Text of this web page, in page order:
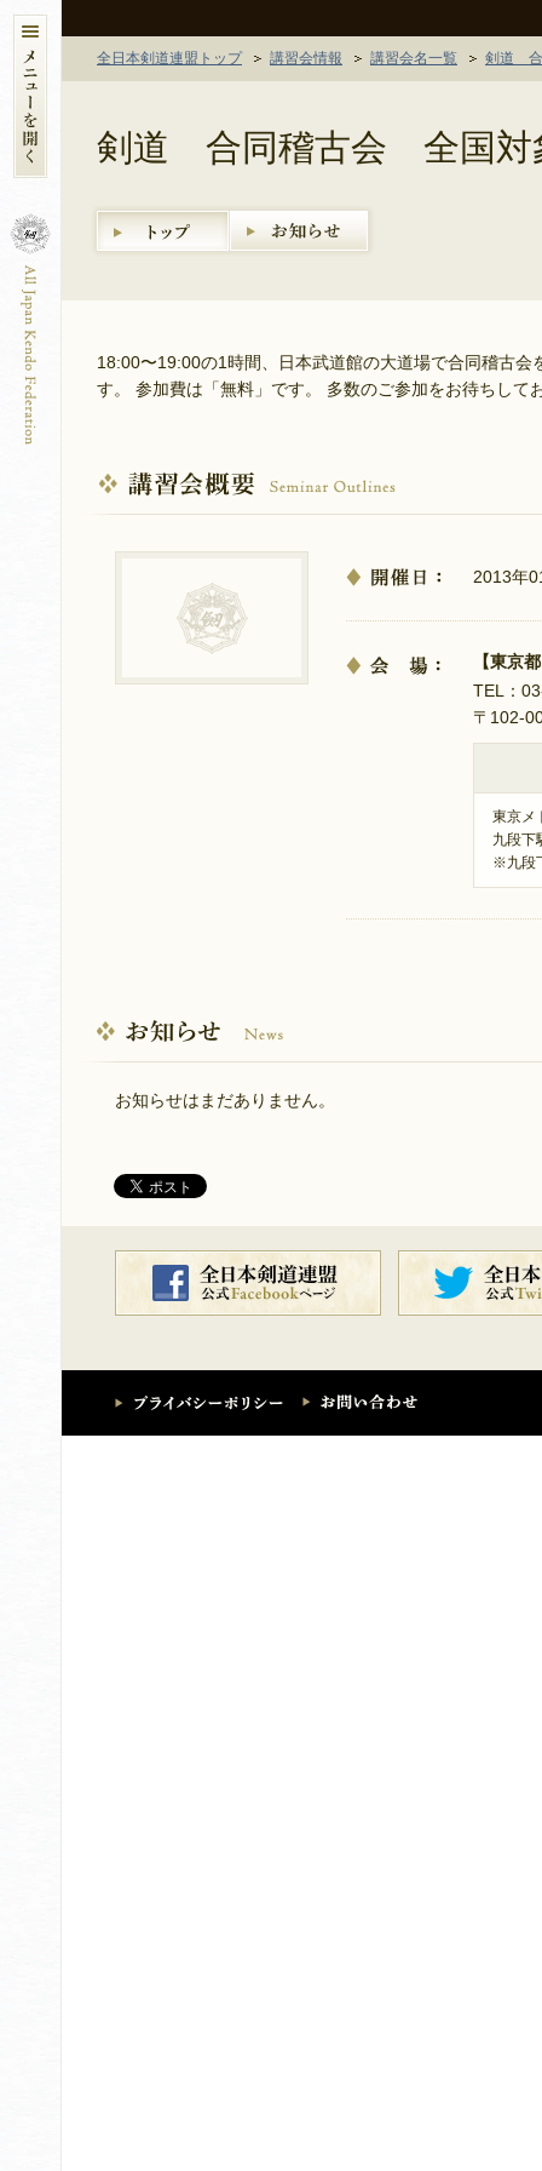
全日本剣道連盟トップ 講習会情報 講習会名一覧 剣道
剣道 合同稽古会 全国対
18:00〜19:00の1時間、日本武道館の大道場で合同稽古
す。 参加費は「無料」です。 多数のご参加をお待ちして
2013年
【東京
TEL：
〒102-
東京メ
九段下
※九段
お知らせはまだありません。